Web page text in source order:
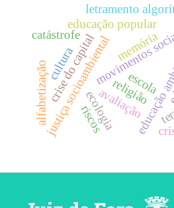
movimentos
justiça socioambiental
educação popular
avaliação
alfabetização
letramento
crise do capital memória
escola
ecologiareligião
catástrofe
cultura
riscos